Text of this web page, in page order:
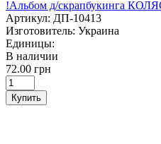
!Альбом д/скрапбукинга
Артикул: ДП-10413
Изготовитель: Украина
Единицы:
В наличии
72.00 грн
Купить